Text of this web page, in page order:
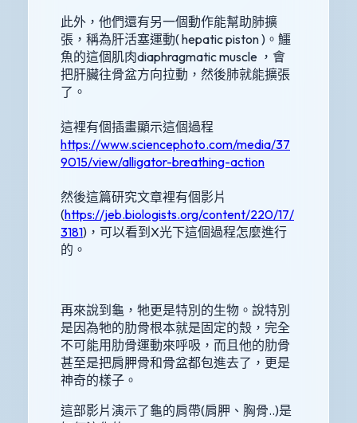
此外，他們還有另一個動作能幫助肺擴
張，稱為肝活塞運動( hepatic piston )。鱷
魚的這個肌肉diaphragmatic muscle ，會
把肝臟往骨盆方向拉動，然後肺就能擴張
了。
這裡有個插畫顯示這個過程
https://www.sciencephoto.com/media/37
9015/view/alligator-breathing-action
然後這篇研究文章裡有個影片
(https://jeb.biologists.org/content/220/17/
3181)，可以看到X光下這個過程怎麼進行
的。
再來說到龜，牠更是特別的生物。說特別
是因為牠的肋骨根本就是固定的殼，完全
不可能用肋骨運動來呼吸，而且他的肋骨
甚至是把肩胛骨和骨盆都包進去了，更是
神奇的樣子。
這部影片演示了龜的肩帶(肩胛、胸骨..)是